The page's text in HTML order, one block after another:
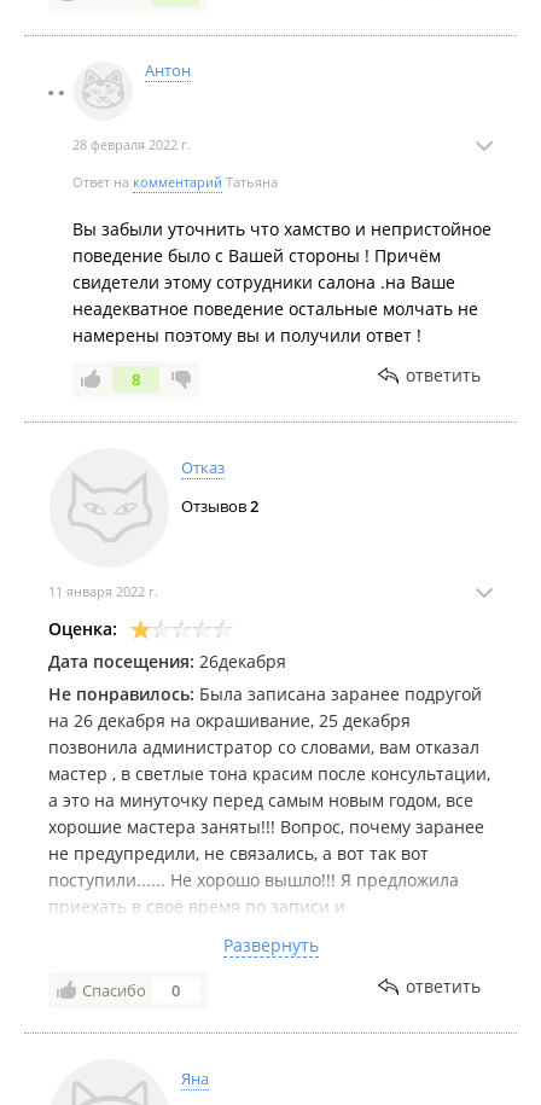
Антон
28 февраля 2022 г.
Ответ на комментарий Татьяна
Вы забыли уточнить что хамство и непристойное
поведение было с Вашей стороны ! Причём
свидетели этому сотрудники салона .на Ваше
неадекватное поведение остальные молчать не
намерены поэтому вы и получили ответ !
8 ответить
Отказ
Отзывов2
11 января 2022 г.
Оценка:
Дата посещения: 26декабря
Не понравилось: Была записана заранее подругой
на 26 декабря на окрашивание, 25 декабря
позвонила администратор со словами, вам отказал
мастер , в светлые тона красим после консультации,
а это на минуточку перед самым новым годом, все
хорошие мастера заняты!!! Вопрос, почему заранее
не предупредили, не связались, а вот так вот
поступили...... Не хорошо вышло!!! Я предложила
приехать в своё время по записи и
вашего времени,отдали.Печально, что так профи
мастер поступает, понятно, что у мастеров всегда
постоянные меняют мастеров. Итог испорченное
новогодний подарок!!
Развернуть
Спасибо 0 ответить
Яна